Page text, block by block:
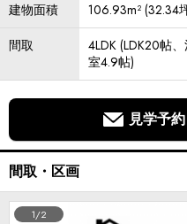
建物面積
106.93m² (32.34
間取
4LDK (LDK20帖
室4.9帖)
見学予
間取・区画
1/2